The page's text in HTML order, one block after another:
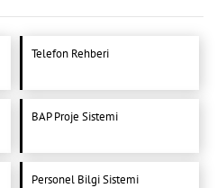
Telefon Rehberi
BAP Proje Sistemi
Personel Bilgi Sistemi